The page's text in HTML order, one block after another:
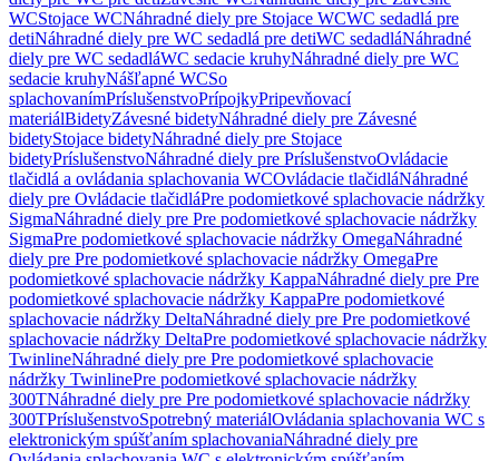
WCStojace WCNáhradné diely pre Stojace WCWC sedadlá pre
detiNáhradné diely pre WC sedadlá pre detiWC sedadláNáhradné
diely pre WC sedadláWC sedacie kruhyNáhradné diely pre WC
sedacie kruhyNášľapné WCSo
splachovanímPríslušenstvoPrípojkyPripevňovací
materiálBidetyZávesné bidetyNáhradné diely pre Závesné
bidetyStojace bidetyNáhradné diely pre Stojace
bidetyPríslušenstvoNáhradné diely pre PríslušenstvoOvládacie
tlačidlá a ovládania splachovania WCOvládacie tlačidláNáhradné
diely pre Ovládacie tlačidláPre podomietkové splachovacie nádržky
SigmaNáhradné diely pre Pre podomietkové splachovacie nádržky
SigmaPre podomietkové splachovacie nádržky OmegaNáhradné
diely pre Pre podomietkové splachovacie nádržky OmegaPre
podomietkové splachovacie nádržky KappaNáhradné diely pre Pre
podomietkové splachovacie nádržky KappaPre podomietkové
splachovacie nádržky DeltaNáhradné diely pre Pre podomietkové
splachovacie nádržky DeltaPre podomietkové splachovacie nádržky
TwinlineNáhradné diely pre Pre podomietkové splachovacie
nádržky TwinlinePre podomietkové splachovacie nádržky
300TNáhradné diely pre Pre podomietkové splachovacie nádržky
300TPríslušenstvoSpotrebný materiálOvládania splachovania WC s
elektronickým spúšťaním splachovaniaNáhradné diely pre